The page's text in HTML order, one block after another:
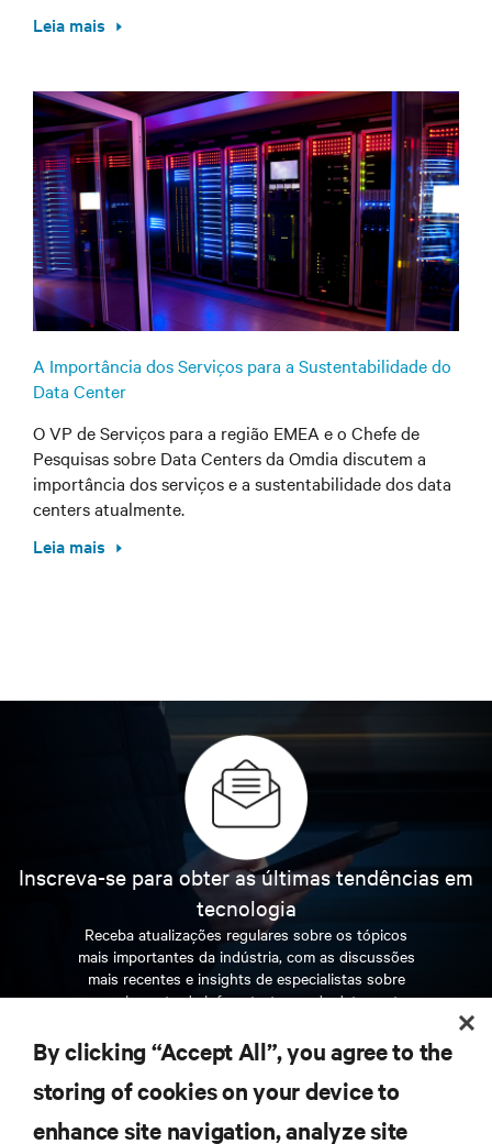
Leia mais
A Importância dos Serviços para a Sustentabilidade do
Data Center
O VP de Serviços para a região EMEA e o Chefe de
Pesquisas sobre Data Centers da Omdia discutem a
importância dos serviços e a sustentabilidade dos data
centers atualmente.
Leia mais
Inscreva-se para obter as últimas tendências em
tecnologia
Receba atualizações regulares sobre os tópicos
mais importantes da indústria, com as discussões
mais recentes e insights de especialistas sobre
gerenciamento de infraestrutura e de data center.
INSCREVA-SE AGORA
RECURSOS
By clicking “Accept All”, you agree to the
storing of cookies on your device to
enhance site navigation, analyze site